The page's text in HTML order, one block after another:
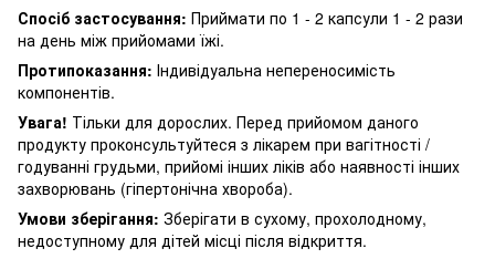
Спосіб застосування: Приймати по 1 - 2 капсули 1 - 2 рази
на день між прийомами їжі.
Протипоказання: Індивідуальна непереносимість
компонентів.
Увага! Тільки для дорослих. Перед прийомом даного
продукту проконсультуйтеся з лікарем при вагітності /
годуванні грудьми, прийомі інших ліків або наявності інших
захворювань (гіпертонічна хвороба).
Умови зберігання: Зберігати в сухому, прохолодному,
недоступному для дітей місці після відкриття.